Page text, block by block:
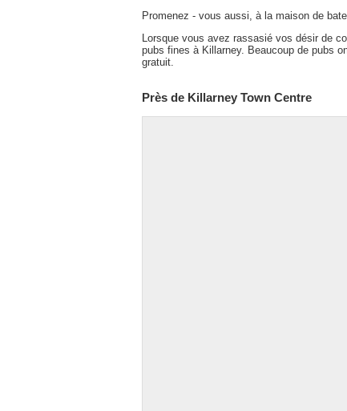
Promenez - vous aussi, à la maison de
Lorsque vous avez rassasié vos désir de
pubs fines à Killarney. Beaucoup de pubs
gratuit.
Près de Killarney Town Centre